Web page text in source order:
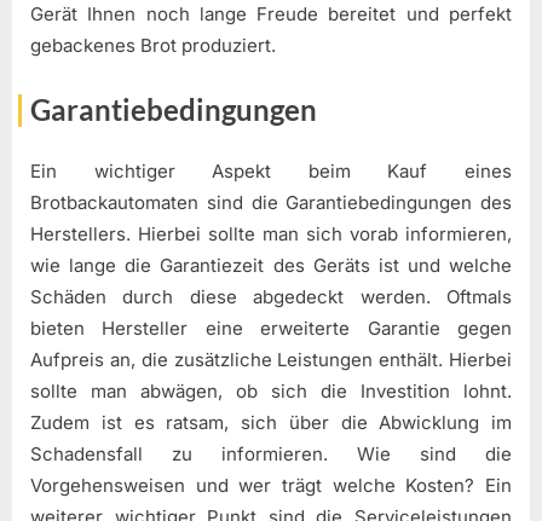
Gerät Ihnen noch lange Freude bereitet und perfekt
gebackenes Brot produziert.
Garantiebedingungen
Ein wichtiger Aspekt beim Kauf eines
Brotbackautomaten sind die Garantiebedingungen des
Herstellers. Hierbei sollte man sich vorab informieren,
wie lange die Garantiezeit des Geräts ist und welche
Schäden durch diese abgedeckt werden. Oftmals
bieten Hersteller eine erweiterte Garantie gegen
Aufpreis an, die zusätzliche Leistungen enthält. Hierbei
sollte man abwägen, ob sich die Investition lohnt.
Zudem ist es ratsam, sich über die Abwicklung im
Schadensfall zu informieren. Wie sind die
Vorgehensweisen und wer trägt welche Kosten? Ein